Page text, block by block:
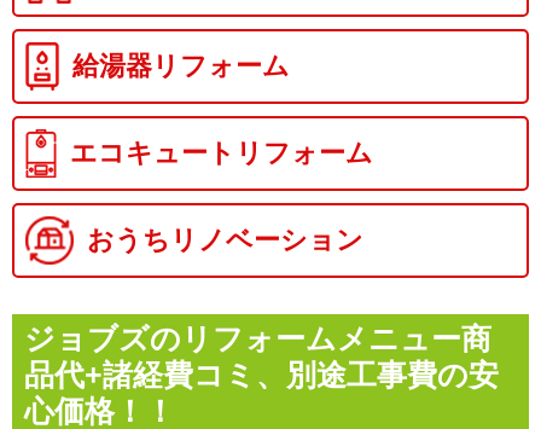
給湯器リフォーム
エコキュートリフォーム
おうちリノベーション
ジョブズのリフォームメニュー商
品代+諸経費コミ、別途工事費の安
心価格！！